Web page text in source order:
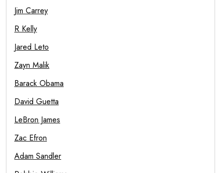
Jim Carrey
R Kelly
Jared Leto
Zayn Malik
Barack Obama
David Guetta
LeBron James
Zac Efron
Adam Sandler